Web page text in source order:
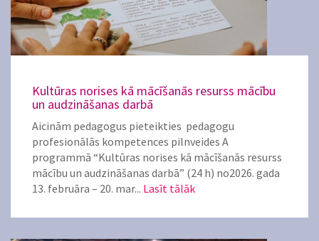
Kultūras norises kā mācīšanās resurss mācību
un audzināšanas darbā
Aicinām pedagogus pieteikties pedagogu
profesionālās kompetences pilnveides A
programmā “Kultūras norises kā mācīšanās resurss
mācību un audzināšanas darbā” (24 h) no2026. gada
13. februāra – 20. mar... Lasīt tālāk